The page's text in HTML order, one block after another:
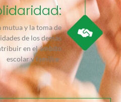
mutua y la toma de
de los demás
en el ámbito
escolar y familiar.